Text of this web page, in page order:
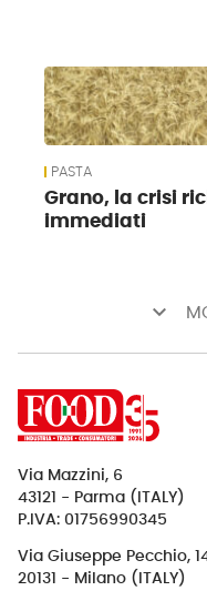
PASTA
Grano, la crisi
immediati
keyboard_arrow_down
Via Mazzini, 6
43121 - Parma (ITALY)
P.IVA: 01756990345
Via Giuseppe Pecchio,
20131 - Milano (ITALY)